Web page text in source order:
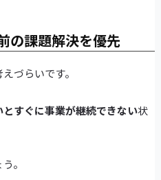
の課題解決を優先
づらいです。
すぐに事業が継続できない状
。